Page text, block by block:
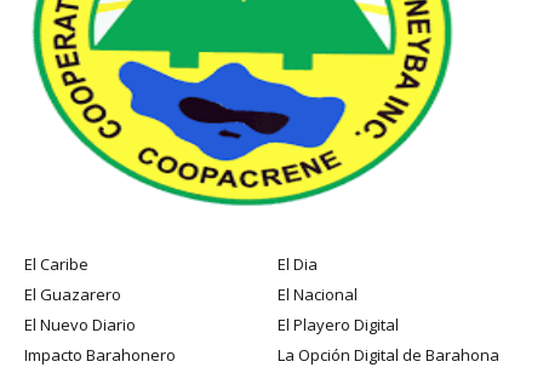
El Caribe
El Dia
El Guazarero
El Nacional
El Nuevo Diario
El Playero Digital
Impacto Barahonero
La Opción Digital de Barahona